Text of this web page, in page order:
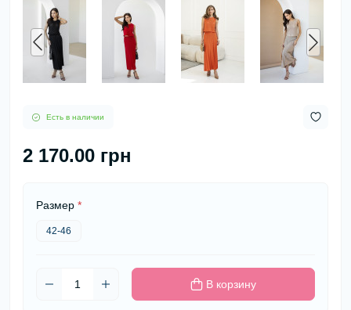
Есть в наличии
2 170.00 грн
Размер *
42-46
В корзину